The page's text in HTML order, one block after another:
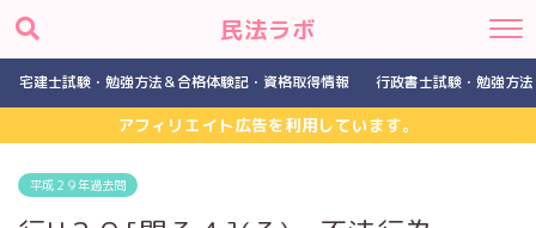
民法ラボ
宅建士試験・勉強方法＆合格体験記・資格取得情報 行政書士試験・勉強方
アフィリエイト広告を利用しています。
平成２９年過去問